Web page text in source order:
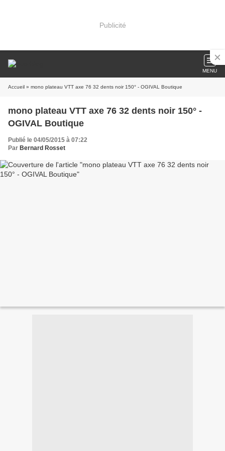
Publicité
MENU
Accueil » mono plateau VTT axe 76 32 dents noir 150° - OGIVAL Boutique
mono plateau VTT axe 76 32 dents noir 150° -
OGIVAL Boutique
Publié le 04/05/2015 à 07:22
Par Bernard Rosset